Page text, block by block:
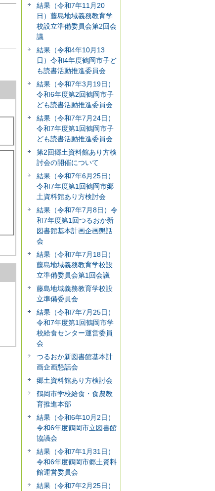
結果（令和7年11月20
日）藤島地域義務教育学
校設立準備委員会第2回会
議
結果（令和4年10月13
日）令和4年度鶴岡市子ど
も読書活動推進委員会
結果（令和7年3月19日）
令和6年度第2回鶴岡市子
ども読書活動推進委員会
結果（令和7年7月24日）
令和7年度第1回鶴岡市子
ども読書活動推進委員会
第2回郷土資料館あり方検
討会の開催について
結果（令和7年6月25日）
令和7年度第1回鶴岡市郷
土資料館あり方検討会
結果（令和7年7月8日）令
和7年度第1回つるおか新
図書館基本計画企画懇話
会
結果（令和7年7月18日）
藤島地域義務教育学校設
立準備委員会第1回会議
藤島地域義務教育学校設
立準備委員会
結果（令和7年7月25日）
令和7年度第1回鶴岡市学
校給食センター運営委員
会
つるおか新図書館基本計
画企画懇話会
郷土資料館あり方検討会
鶴岡市学校給食・食農教
育推進本部
結果（令和6年10月2日）
令和6年度鶴岡市立図書館
協議会
結果（令和7年1月31日）
令和6年度鶴岡市郷土資料
館運営委員会
結果（令和7年2月25日）